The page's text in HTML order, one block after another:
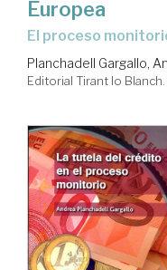
Europea
el proceso
Planchadell Gargallo,
Editorial Tirant lo Blanch.